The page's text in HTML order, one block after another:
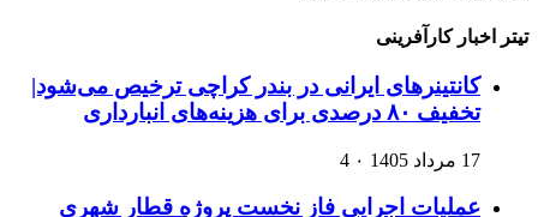
تیتر اخبار کارآفرینی
کانتینرهای ایرانی در بندر کراچی ترخیص می‌شود|
تخفیف ۸۰ درصدی برای هزینه‌های انبارداری
17 مرداد 1405 ۰ 4
عملیات اجرایی فاز نخست پروژه قطار شهری